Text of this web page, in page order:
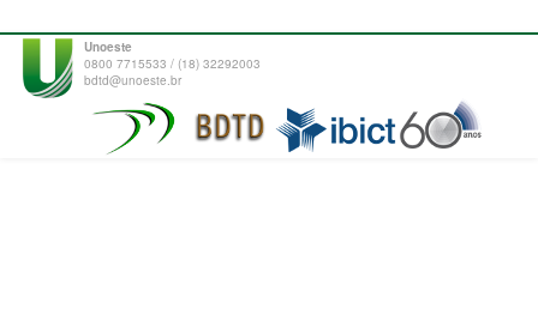
Unoeste
0800 7715533 / (18) 32292003
bdtd@unoeste.br